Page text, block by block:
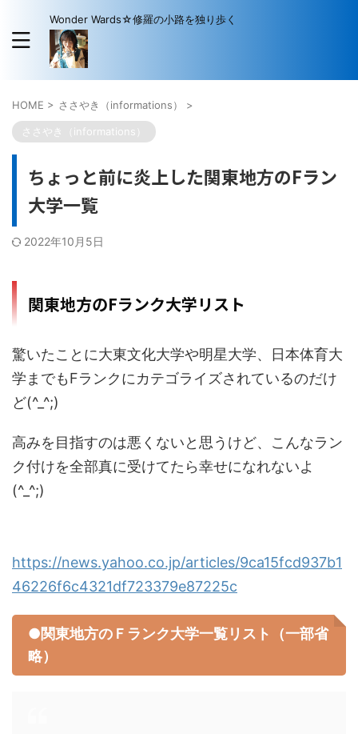
Wonder Wards☆修羅の小路を独り歩く
HOME > ささやき（informations） >
ささやき（informations）
ちょっと前に炎上した関東地方のFラン
大学一覧
2022年10月5日
関東地方のFランク大学リスト
驚いたことに大東文化大学や明星大学、日本体育大
学までもFランクにカテゴライズされているのだけ
ど(^_^;)
高みを目指すのは悪くないと思うけど、こんなラン
ク付けを全部真に受けてたら幸せになれないよ
(^_^;)
https://news.yahoo.co.jp/articles/9ca15fcd937b1
46226f6c4321df723379e87225c
●関東地方のＦランク大学一覧リスト（一部省
略）